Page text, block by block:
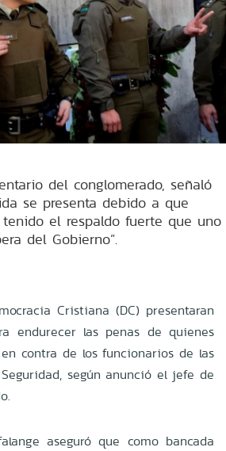
del conglomerado, señaló
se presenta debido a que
tenido el respaldo fuerte que uno
del Gobierno”.
Cristiana (DC) presentaran
endurecer las penas de quienes
contra de los funcionarios de las
según anunció el jefe de
aseguró que como bancada